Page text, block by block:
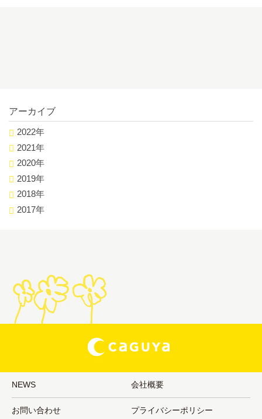
アーカイブ
2022年
2021年
2020年
2019年
2018年
2017年
NEWS 会社概要
お問い合わせ プライバシーポリシー